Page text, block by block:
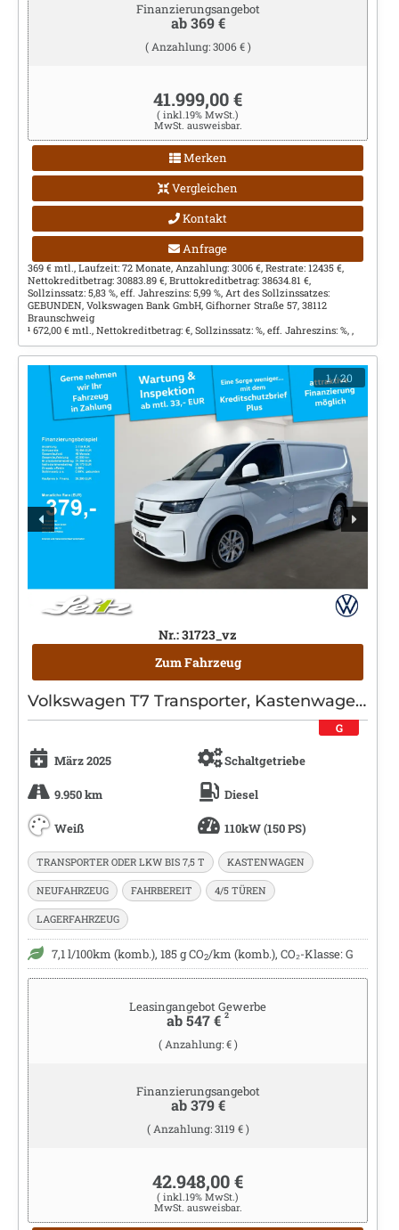
Finanzierungsangebot
ab 369 €
( Anzahlung: 3006 € )
41.999,00 €
( inkl.19% MwSt.)
MwSt. ausweisbar.
Merken
Vergleichen
Kontakt
Anfrage
369 € mtl., Laufzeit: 72 Monate, Anzahlung: 3006 €, Restrate: 12435 €,
Nettokreditbetrag: 30883.89 €, Bruttokreditbetrag: 38634.81 €,
Sollzinssatz: 5,83 %, eff. Jahreszins: 5,99 %, Art des Sollzinssatzes:
GEBUNDEN, Volkswagen Bank GmbH, Gifhorner Straße 57, 38112
Braunschweig
1 672,00 € mtl., Nettokreditbetrag: €, Sollzinssatz: %, eff. Jahreszins: %, ,
1/ 20
Nr.: 31723_vz
Zum Fahrzeug
Volkswagen T7 Transporter, Kastenwagen, Diesel, Schaltgetriebe, Weiß
März 2025 Schaltgetriebe
9.950 km Diesel
Weiß 110kW (150 PS)
G
TRANSPORTER ODER LKW BIS 7,5 T KASTENWAGEN
NEUFAHRZEUG FAHRBEREIT 4/5 TÜREN
LAGERFAHRZEUG
7,1 l/100km (komb.), 185 g CO2/km (komb.), CO₂-Klasse: G
Leasingangebot Gewerbe
ab 547 € 2
( Anzahlung: € )
Finanzierungsangebot
ab 379 €
( Anzahlung: 3119 € )
42.948,00 €
( inkl.19% MwSt.)
MwSt. ausweisbar.